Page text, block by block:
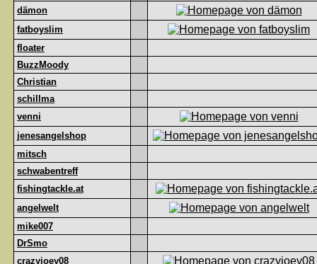
dämon
fatboyslim
floater
BuzzMoody
Christian
schillma
venni
jenesangelshop
mitsch
schwabentreff
fishingtackle.at
angelwelt
mike007
DrSmo
crazyjoey08